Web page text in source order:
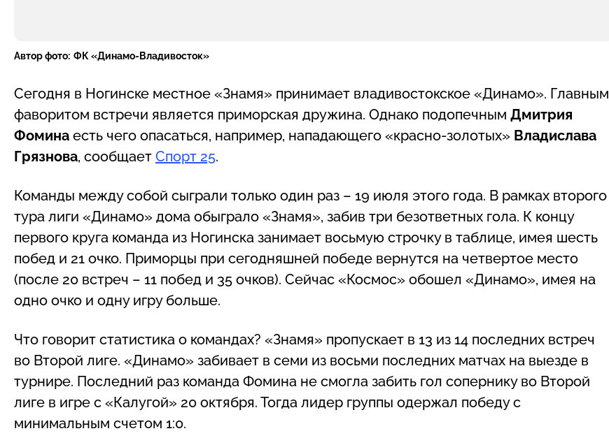
Автор фото: ФК «Динамо-Владивосток»
Сегодня в Ногинске местное «Знамя» принимает владивостокское «Динамо». Главным
фаворитом встречи является приморская дружина. Однако подопечным Дмитрия
Фомина есть чего опасаться, например, нападающего «красно-золотых» Владислава
Грязнова, сообщает Спорт 25.
Команды между собой сыграли только один раз – 19 июля этого года. В рамках второго
тура лиги «Динамо» дома обыграло «Знамя», забив три безответных гола. К концу
первого круга команда из Ногинска занимает восьмую строчку в таблице, имея шесть
побед и 21 очко. Приморцы при сегодняшней победе вернутся на четвертое место
(после 20 встреч – 11 побед и 35 очков). Сейчас «Космос» обошел «Динамо», имея на
одно очко и одну игру больше.
Что говорит статистика о командах? «Знамя» пропускает в 13 из 14 последних встреч
во Второй лиге. «Динамо» забивает в семи из восьми последних матчах на выезде в
турнире. Последний раз команда Фомина не смогла забить гол сопернику во Второй
лиге в игре с «Калугой» 20 октября. Тогда лидер группы одержал победу с
минимальным счетом 1:0.